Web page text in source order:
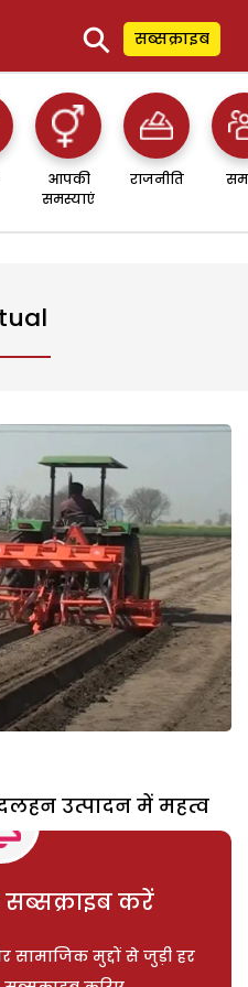
⚲ सब्सक्राइब
आपकी
समस्याएं
राजनीति
उत्पादन में महत्व
सब्सक्राइब करें
सामाजिक मुद्दों से जुड़ी हर